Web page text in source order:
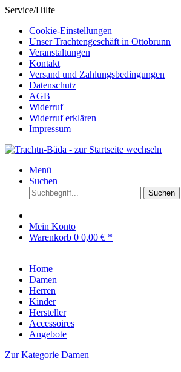
Service/Hilfe
Cookie-Einstellungen
Unser Trachtengeschäft in Ottobrunn
Veranstaltungen
Kontakt
Versand und Zahlungsbedingungen
Datenschutz
AGB
Widerruf
Widerruf erklären
Impressum
Menü
Suchen
Suchen
Mein Konto
Warenkorb 0 0,00 € *
Home
Damen
Herren
Kinder
Hersteller
Accessoires
Angebote
Zur Kategorie Damen